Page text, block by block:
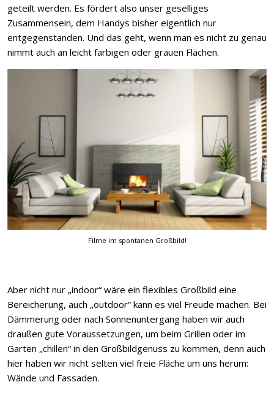
geteilt werden. Es fördert also unser geselliges
Zusammensein, dem Handys bisher eigentlich nur
entgegenstanden. Und das geht, wenn man es nicht zu genau
nimmt auch an leicht farbigen oder grauen Flächen.
Filme im spontanen Großbild!
Aber nicht nur „indoor“ wäre ein flexibles Großbild eine
Bereicherung, auch „outdoor“ kann es viel Freude machen. Bei
Dämmerung oder nach Sonnenuntergang haben wir auch
draußen gute Voraussetzungen, um beim Grillen oder im
Garten „chillen“ in den Großbildgenuss zu kommen, denn auch
hier haben wir nicht selten viel freie Fläche um uns herum:
Wände und Fassaden.